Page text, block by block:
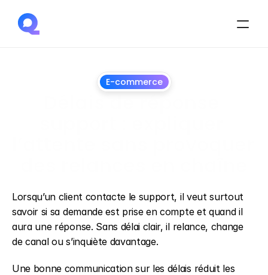
E-commerce
Lorsqu’un client contacte le support, il veut surtout
savoir si sa demande est prise en compte et quand il
aura une réponse. Sans délai clair, il relance, change
de canal ou s’inquiète davantage.
Une bonne communication sur les délais réduit les